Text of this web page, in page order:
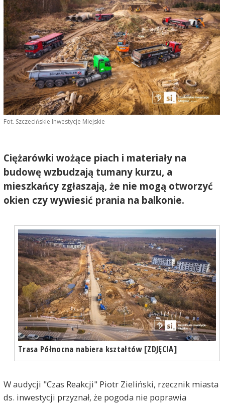
Fot. Szczecińskie Inwestycje Miejskie
Ciężarówki wożące piach i materiały na
budowę wzbudzają tumany kurzu, a
mieszkańcy zgłaszają, że nie mogą otworzyć
okien czy wywiesić prania na balkonie.
Trasa Północna nabiera kształtów [ZDJĘCIA]
W audycji "Czas Reakcji" Piotr Zieliński, rzecznik miasta
ds. inwestycji przyznał, że pogoda nie poprawia